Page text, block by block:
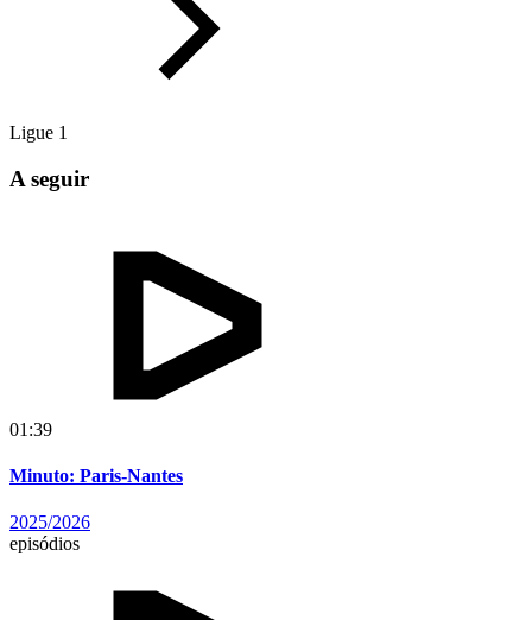
Ligue 1
A seguir
01:39
Minuto: Paris-Nantes
2025/2026
episódios